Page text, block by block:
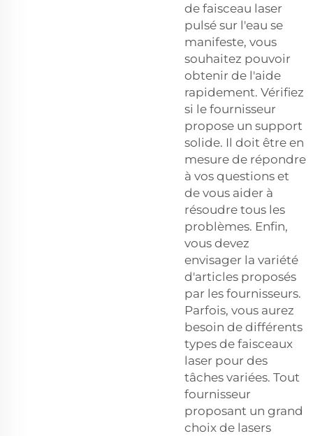
de faisceau laser
pulsé sur l'eau se
manifeste, vous
souhaitez pouvoir
obtenir de l'aide
rapidement. Vérifiez
si le fournisseur
propose un support
solide. Il doit être en
mesure de répondre
à vos questions et
de vous aider à
résoudre tous les
problèmes. Enfin,
vous devez
envisager la variété
d'articles proposés
par les fournisseurs.
Parfois, vous aurez
besoin de différents
types de faisceaux
laser pour des
tâches variées. Tout
fournisseur
proposant un grand
choix de lasers